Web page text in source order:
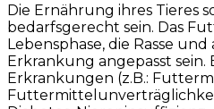
Die Ernährung ihres Tieres
bedarfsgerecht sein. Das
Lebensphase, die Rasse
Erkrankung angepasst sein.
Erkrankungen (z.B.: